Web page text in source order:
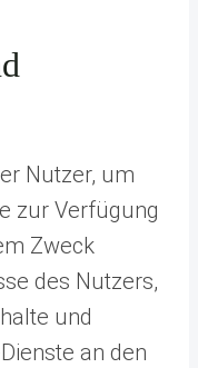
Nutzer, um
zur Verfügung
Zweck
des Nutzers,
und
an den